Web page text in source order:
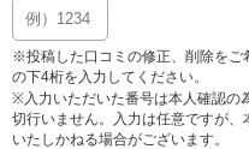
※投稿した口コミの修正、削除をご
の下4桁を入力してください。
※入力いただいた番号は本人確認の
切行いません。入力は任意ですが
いたしかねる場合がございます。